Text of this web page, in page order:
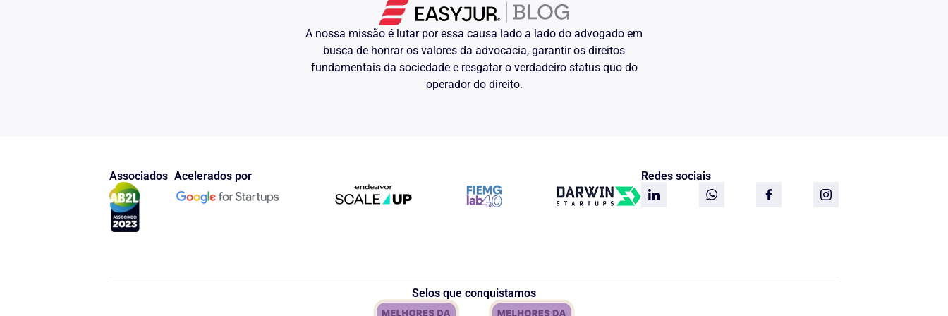
A nossa missão é lutar por essa causa lado a lado do advogado em
busca de honrar os valores da advocacia, garantir os direitos
fundamentais da sociedade e resgatar o verdadeiro status quo do
operador do direito.
Associados Acelerados por Redes sociais
Selos que conquistamos